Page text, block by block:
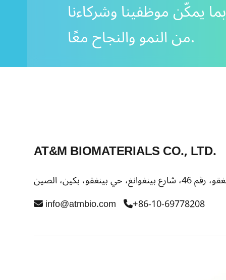
بما يمكّن موظفينا وشركاءنا
من النمو والنجاح معًا.
AT&M BIOMATERIALS CO., LTD.
info@atmbio.com +86-10-69778208